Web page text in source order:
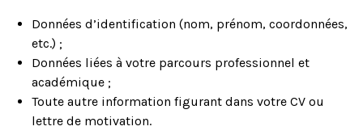
Données d’identification (nom, prénom, coordonnées,
etc.) ;
Données liées à votre parcours professionnel et
académique ;
Toute autre information figurant dans votre CV ou
lettre de motivation.